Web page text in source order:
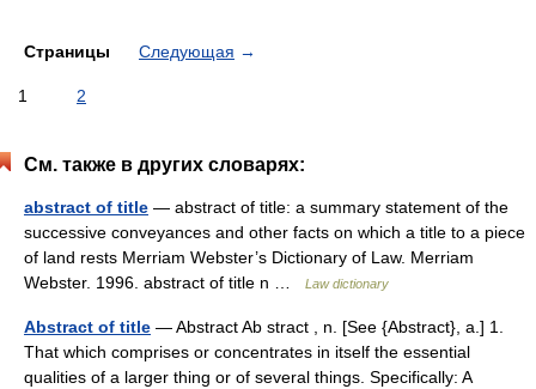
Страницы Следующая →
1 2
См. также в других словарях:
abstract of title — abstract of title: a summary statement of the
successive conveyances and other facts on which a title to a piece
of land rests Merriam Webster’s Dictionary of Law. Merriam
Webster. 1996. abstract of title n …
Law dictionary
Abstract of title — Abstract Ab stract , n. [See {Abstract}, a.] 1.
That which comprises or concentrates in itself the essential
qualities of a larger thing or of several things. Specifically: A